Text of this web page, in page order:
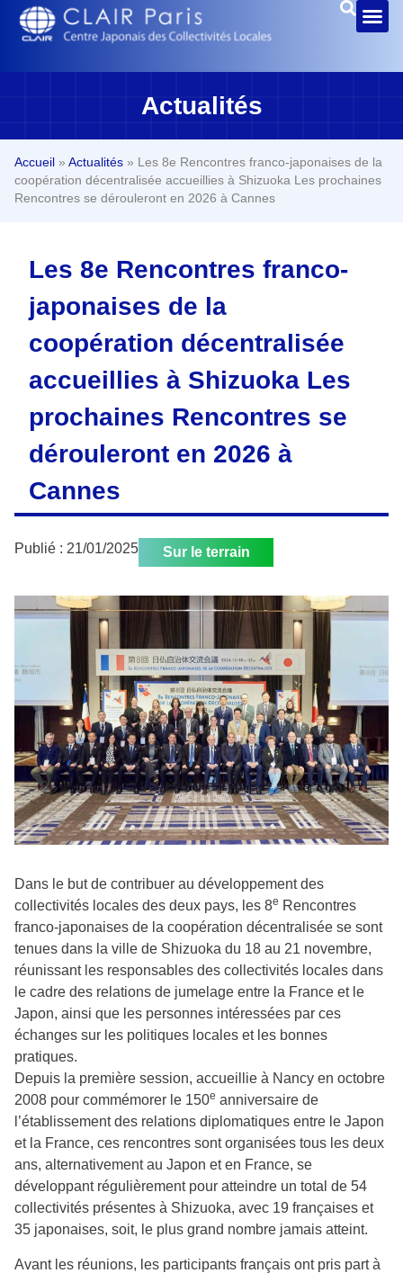
Actualités
Accueil » Actualités » Les 8e Rencontres franco-japonaises de la
coopération décentralisée accueillies à Shizuoka Les prochaines
Rencontres se dérouleront en 2026 à Cannes
Les 8e Rencontres franco-
japonaises de la
coopération décentralisée
accueillies à Shizuoka Les
prochaines Rencontres se
dérouleront en 2026 à
Cannes
Publié : 21/01/2025 Sur le terrain
Dans le but de contribuer au développement des
collectivités locales des deux pays, les 8e Rencontres
franco-japonaises de la coopération décentralisée se sont
tenues dans la ville de Shizuoka du 18 au 21 novembre,
réunissant les responsables des collectivités locales dans
le cadre des relations de jumelage entre la France et le
Japon, ainsi que les personnes intéressées par ces
échanges sur les politiques locales et les bonnes
pratiques.
Depuis la première session, accueillie à Nancy en octobre
2008 pour commémorer le 150e anniversaire de
l’établissement des relations diplomatiques entre le Japon
et la France, ces rencontres sont organisées tous les deux
ans, alternativement au Japon et en France, se
développant régulièrement pour atteindre un total de 54
collectivités présentes à Shizuoka, avec 19 françaises et
35 japonaises, soit, le plus grand nombre jamais atteint.
Avant les réunions, les participants français ont pris part à